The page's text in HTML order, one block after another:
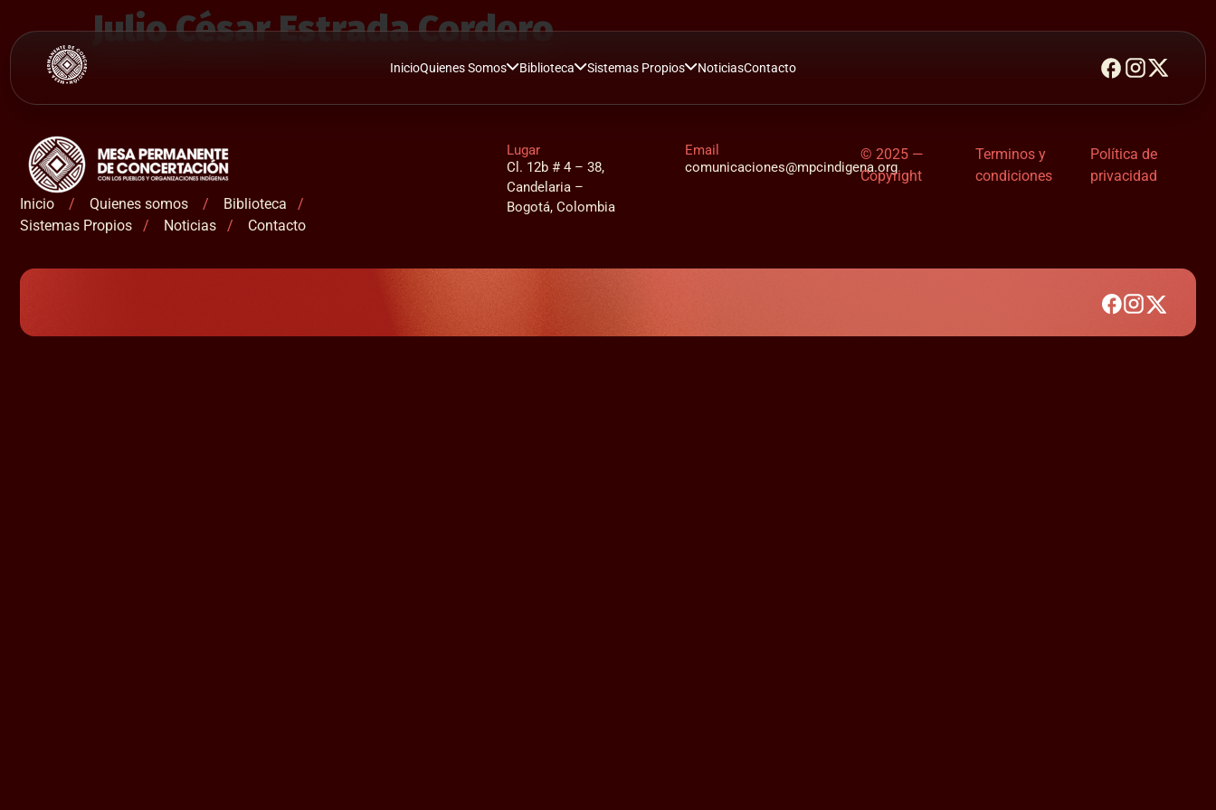
InicioQuienes Somos Biblioteca Sistemas Propios NoticiasContacto
Julio César Estrada Cordero
Inicio / Quienes somos / Biblioteca
/
Sistemas Propios / Noticias / Contacto
Lugar
Cl. 12b # 4 – 38,
Candelaria –
Bogotá, Colombia
Email
comunicaciones@mpcindigena.org
© 2025 —
Copyright
Terminos y
condiciones
Política de
privacidad